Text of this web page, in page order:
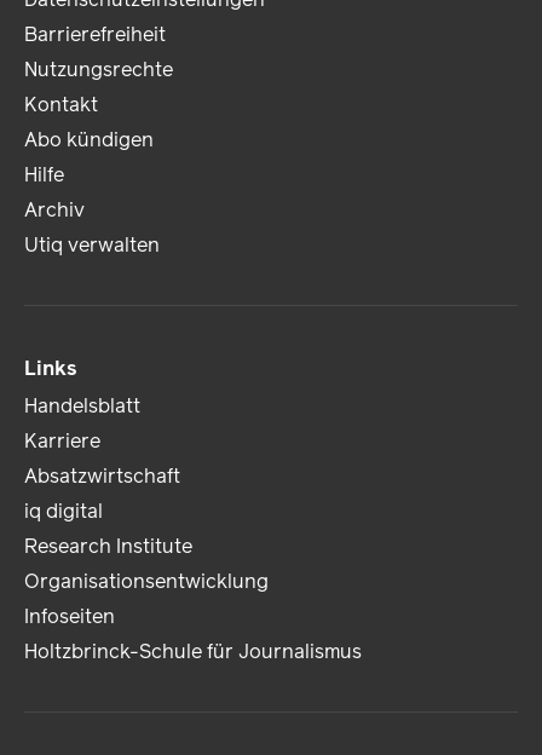
Barrierefreiheit
Nutzungsrechte
Kontakt
Abo kündigen
Hilfe
Archiv
Utiq verwalten
Links
Handelsblatt
Karriere
Absatzwirtschaft
iq digital
Research Institute
Organisationsentwicklung
Infoseiten
Holtzbrinck-Schule für Journalismus